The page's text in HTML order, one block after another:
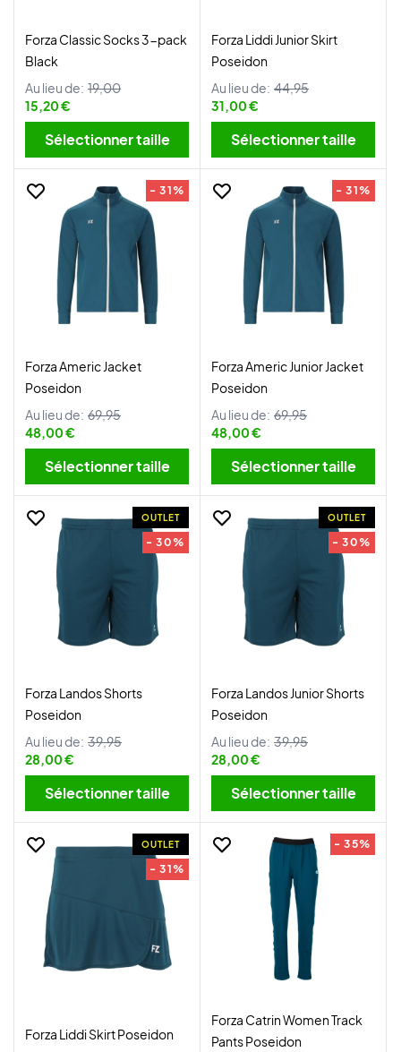
Forza Classic Socks 3-pack
Black
Au lieu de: 19,00
15,20 €
Sélectionner taille
Forza Liddi Junior Skirt
Poseidon
Au lieu de: 44,95
31,00 €
Sélectionner taille
- 31%
Forza Americ Jacket
Poseidon
Au lieu de: 69,95
48,00 €
Sélectionner taille
- 31%
Forza Americ Junior Jacket
Poseidon
Au lieu de: 69,95
48,00 €
Sélectionner taille
OUTLET
- 30%
Forza Landos Shorts
Poseidon
Au lieu de: 39,95
28,00 €
Sélectionner taille
OUTLET
- 30%
Forza Landos Junior Shorts
Poseidon
Au lieu de: 39,95
28,00 €
Sélectionner taille
OUTLET
- 31%
Forza Liddi Skirt Poseidon
- 35%
Forza Catrin Women Track
Pants Poseidon